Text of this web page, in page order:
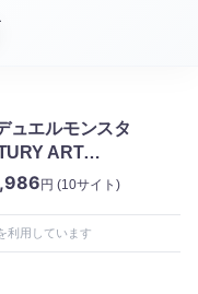
ュエルモンスタ
ART
円 (10サイト)
利用しています